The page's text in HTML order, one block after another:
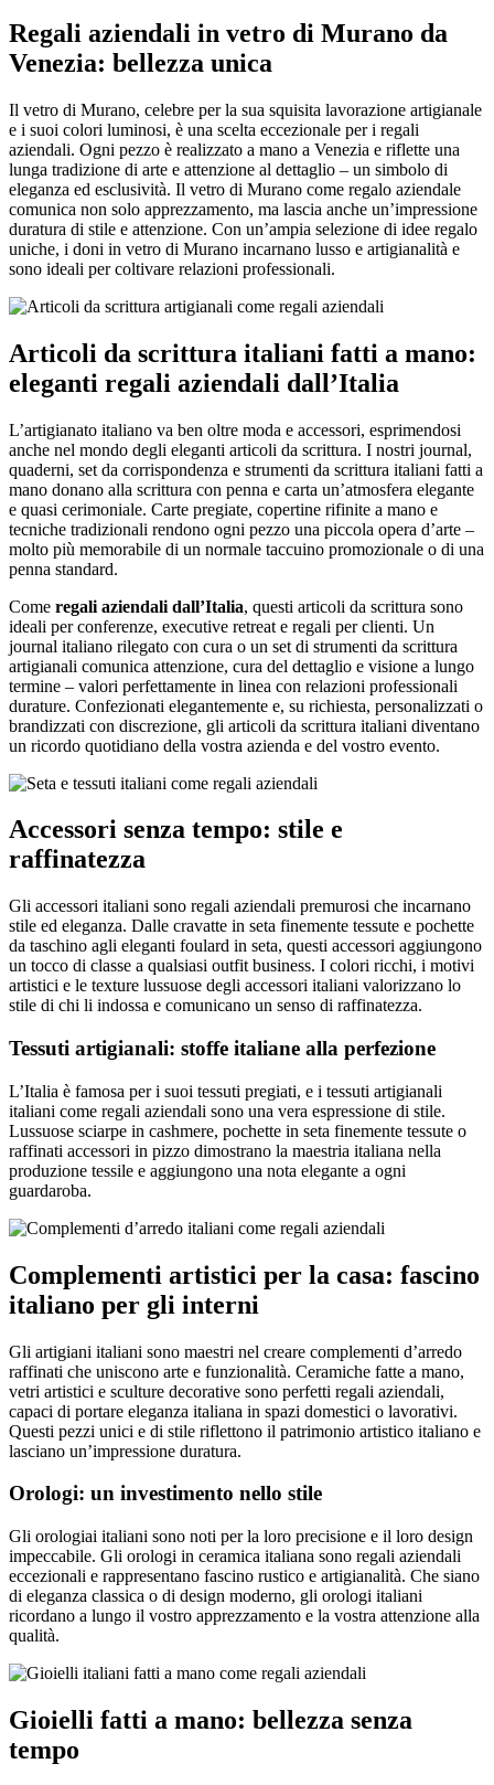
Regali aziendali in vetro di Murano da
Venezia: bellezza unica
Il vetro di Murano, celebre per la sua squisita lavorazione artigianale
e i suoi colori luminosi, è una scelta eccezionale per i regali
aziendali. Ogni pezzo è realizzato a mano a Venezia e riflette una
lunga tradizione di arte e attenzione al dettaglio – un simbolo di
eleganza ed esclusività. Il vetro di Murano come regalo aziendale
comunica non solo apprezzamento, ma lascia anche un’impressione
duratura di stile e attenzione. Con un’ampia selezione di idee regalo
uniche, i doni in vetro di Murano incarnano lusso e artigianalità e
sono ideali per coltivare relazioni professionali.
Articoli da scrittura italiani fatti a mano:
eleganti regali aziendali dall’Italia
L’artigianato italiano va ben oltre moda e accessori, esprimendosi
anche nel mondo degli eleganti articoli da scrittura. I nostri journal,
quaderni, set da corrispondenza e strumenti da scrittura italiani fatti a
mano donano alla scrittura con penna e carta un’atmosfera elegante
e quasi cerimoniale. Carte pregiate, copertine rifinite a mano e
tecniche tradizionali rendono ogni pezzo una piccola opera d’arte –
molto più memorabile di un normale taccuino promozionale o di una
penna standard.
Come regali aziendali dall’Italia, questi articoli da scrittura sono
ideali per conferenze, executive retreat e regali per clienti. Un
journal italiano rilegato con cura o un set di strumenti da scrittura
artigianali comunica attenzione, cura del dettaglio e visione a lungo
termine – valori perfettamente in linea con relazioni professionali
durature. Confezionati elegantemente e, su richiesta, personalizzati o
brandizzati con discrezione, gli articoli da scrittura italiani diventano
un ricordo quotidiano della vostra azienda e del vostro evento.
Accessori senza tempo: stile e
raffinatezza
Gli accessori italiani sono regali aziendali premurosi che incarnano
stile ed eleganza. Dalle cravatte in seta finemente tessute e pochette
da taschino agli eleganti foulard in seta, questi accessori aggiungono
un tocco di classe a qualsiasi outfit business. I colori ricchi, i motivi
artistici e le texture lussuose degli accessori italiani valorizzano lo
stile di chi li indossa e comunicano un senso di raffinatezza.
Tessuti artigianali: stoffe italiane alla perfezione
L’Italia è famosa per i suoi tessuti pregiati, e i tessuti artigianali
italiani come regali aziendali sono una vera espressione di stile.
Lussuose sciarpe in cashmere, pochette in seta finemente tessute o
raffinati accessori in pizzo dimostrano la maestria italiana nella
produzione tessile e aggiungono una nota elegante a ogni
guardaroba.
Complementi artistici per la casa: fascino
italiano per gli interni
Gli artigiani italiani sono maestri nel creare complementi d’arredo
raffinati che uniscono arte e funzionalità. Ceramiche fatte a mano,
vetri artistici e sculture decorative sono perfetti regali aziendali,
capaci di portare eleganza italiana in spazi domestici o lavorativi.
Questi pezzi unici e di stile riflettono il patrimonio artistico italiano e
lasciano un’impressione duratura.
Orologi: un investimento nello stile
Gli orologiai italiani sono noti per la loro precisione e il loro design
impeccabile. Gli orologi in ceramica italiana sono regali aziendali
eccezionali e rappresentano fascino rustico e artigianalità. Che siano
di eleganza classica o di design moderno, gli orologi italiani
ricordano a lungo il vostro apprezzamento e la vostra attenzione alla
qualità.
Gioielli fatti a mano: bellezza senza
tempo